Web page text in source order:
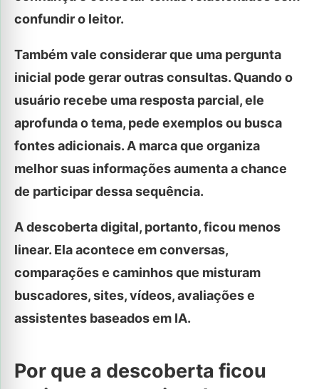
confundir o leitor.
Também vale considerar que uma pergunta
inicial pode gerar outras consultas. Quando o
usuário recebe uma resposta parcial, ele
aprofunda o tema, pede exemplos ou busca
fontes adicionais. A marca que organiza
melhor suas informações aumenta a chance
de participar dessa sequência.
A descoberta digital, portanto, ficou menos
linear. Ela acontece em conversas,
comparações e caminhos que misturam
buscadores, sites, vídeos, avaliações e
assistentes baseados em IA.
Por que a descoberta ficou